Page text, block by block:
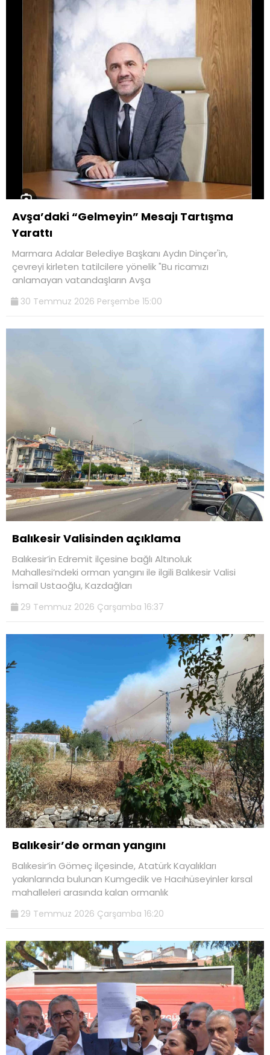
Avşa’daki “Gelmeyin” Mesajı Tartışma
Yarattı
Marmara Adalar Belediye Başkanı Aydın Dinçer'in,
çevreyi kirleten tatilcilere yönelik "Bu ricamızı
anlamayan vatandaşların Avşa
30 Temmuz 2026 Perşembe 15:00
Balıkesir Valisinden açıklama
Balıkesir’in Edremit ilçesine bağlı Altınoluk
Mahallesi’ndeki orman yangını ile ilgili Balıkesir Valisi
İsmail Ustaoğlu, Kazdağları
29 Temmuz 2026 Çarşamba 16:37
Balıkesir’de orman yangını
Balıkesir’in Gömeç ilçesinde, Atatürk Kayalıkları
yakınlarında bulunan Kumgedik ve Hacıhüseyinler kırsal
mahalleleri arasında kalan ormanlık
29 Temmuz 2026 Çarşamba 16:20